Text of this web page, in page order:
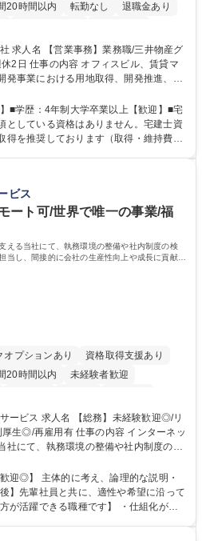
20時間以内 転勤なし
退職金あり
・社宅あり
産グ
ル、賃貸マ
発事業における用地取得、開発推進、賃
行う営業部門において事務業務を担当
払業務（各種費用支払、支払管理、請
ター申請対応）・予算作成及び予実管
募集職種 【営業事務】
時間10H/完全週休2日
■学歴：4年制大学卒業以上【歓迎】■宅
している資格はありません。宅建士資
得を推奨しております（取得・維持費用
を厭わず、粘り強く業務に取り組める
を構築でき、期限を意識したスケジュ
他部署（営業部門、コーポレート部門）
学歴・資格 学歴：大学
引士
ビス
ート可/世界で唯一の事業/福
える当社にて、執務環境の整備や社内制度の検
当し、間接的に会社の生産性向上や成長に貢献し
オプションあり
資格取得支援あり
20時間以内
未経験者歓迎
駅近5分以内 土日祝休み 服装自由
経験歓迎◎/リ
事の内容 インターネッ
社にて、執務環境の整備や社内制度の検
を担当し、間接的に会社の生産性向上
を
毎日のメンテナンスや維持管理に加え、
ただき、会社全体を巻き込み課題解決
迎◎】 主体的に考え、論理的な説明・
】先輩社員と共に、適性や希望に沿って